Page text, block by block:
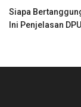
Siapa
Ini Penjelasan